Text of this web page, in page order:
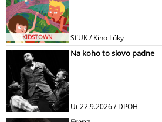
KIDSTOWN SĽUK / Kino Lúky
Na koho to slovo padne
Ut 22.9.2026 / DPOH